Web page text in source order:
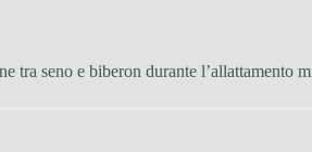
tra seno e biberon durante l’allattamento